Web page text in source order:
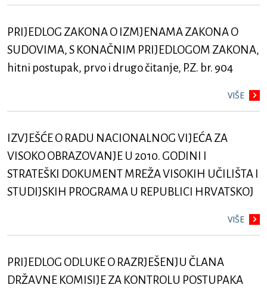
PRIJEDLOG ZAKONA O IZMJENAMA ZAKONA O
SUDOVIMA, S KONAČNIM PRIJEDLOGOM ZAKONA,
hitni postupak, prvo i drugo čitanje, P.Z. br. 904
VIŠE
IZVJEŠĆE O RADU NACIONALNOG VIJEĆA ZA
VISOKO OBRAZOVANJE U 2010. GODINI I
STRATEŠKI DOKUMENT MREŽA VISOKIH UČILIŠTA I
STUDIJSKIH PROGRAMA U REPUBLICI HRVATSKOJ
VIŠE
PRIJEDLOG ODLUKE O RAZRJEŠENJU ČLANA
DRŽAVNE KOMISIJE ZA KONTROLU POSTUPAKA